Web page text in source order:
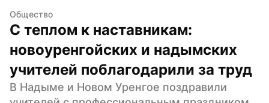
Общество
С теплом к наставникам:
новоуренгойских и надымских
учителей поблагодарили за труд
В Надыме и Новом Уренгое поздравили